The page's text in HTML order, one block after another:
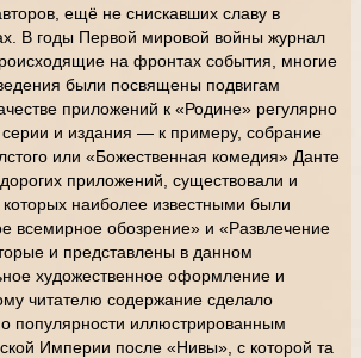
ещё не снискавших славу в
В годы Первой мировой войны журнал
на фронтах события, многие
были посвящены подвигам
приложений к «Родине» регулярно
и издания — к примеру, собрание
или «Божественная комедия» Данте
приложений, существовали и
наиболее известными были
всемирное обозрение» и «Развлечение
и представлены в данном
художественное оформление и
читателю содержание сделало
популярности иллюстрированным
Империи после «Нивы», с которой та